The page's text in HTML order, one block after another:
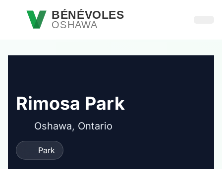
Passer au contenu principal
BÉNÉVOLES
OSHAWA
Rimosa Park
Oshawa, Ontario
Park